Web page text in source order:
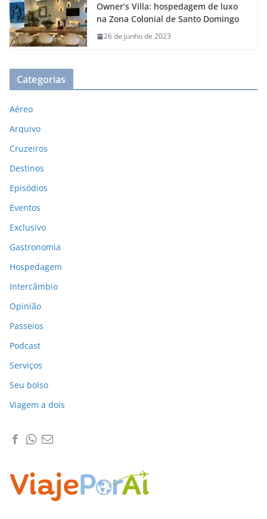
Owner’s Villa: hospedagem de luxo
na Zona Colonial de Santo Domingo
26 de junho de 2023
Categorias
Aéreo
Arquivo
Cruzeiros
Destinos
Episódios
Eventos
Exclusivo
Gastronomia
Hospedagem
Intercâmbio
Opinião
Passeios
Podcast
Serviços
Seu bolso
Viagem a dois